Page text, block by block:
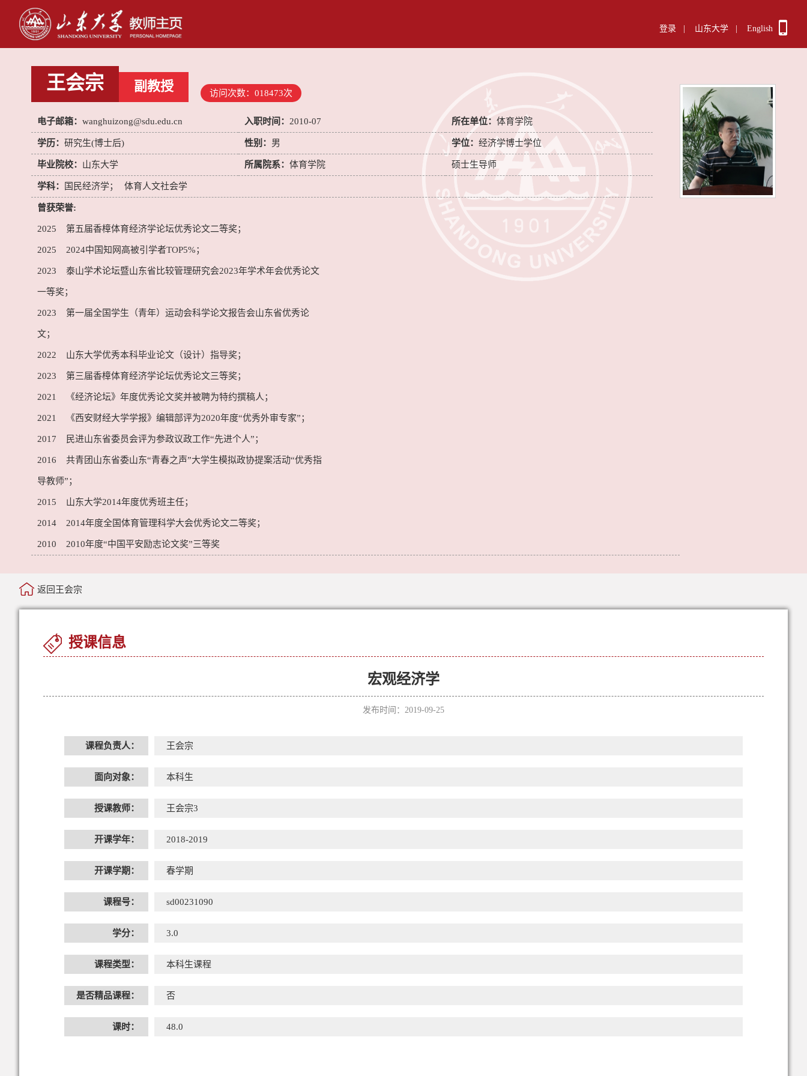
登录 山东大学 English
王会宗 副教授 访问次数： 018473次
电子邮箱： wanghuizong@sdu.edu.cn 入职时间： 2010-07 所在单位： 体育学院
学历： 研究生(博士后) 性别： 男 学位： 经济学博士学位
毕业院校： 山东大学 所属院系： 体育学院 硕士生导师
学科： 国民经济学； 体育人文社会学
曾获荣誉:
2025 第五届香樟体育经济学论坛优秀论文二等奖；
2025 2024中国知网高被引学者TOP5%；
2023 泰山学术论坛暨山东省比较管理研究会2023年学术年会优秀论文
一等奖；
2023 第一届全国学生（青年）运动会科学论文报告会山东省优秀论
文；
2022 山东大学优秀本科毕业论文（设计）指导奖；
2023 第三届香樟体育经济学论坛优秀论文三等奖；
2021 《经济论坛》年度优秀论文奖并被聘为特约撰稿人；
2021 《西安财经大学学报》编辑部评为2020年度“优秀外审专家”；
2017 民进山东省委员会评为参政议政工作“先进个人”；
2016 共青团山东省委山东“青春之声”大学生模拟政协提案活动“优秀指
导教师”；
2015 山东大学2014年度优秀班主任；
2014 2014年度全国体育管理科学大会优秀论文二等奖；
2010 2010年度“中国平安励志论文奖”三等奖
返回王会宗
授课信息
宏观经济学
发布时间：2019-09-25
课程负责人： 王会宗
面向对象： 本科生
授课教师： 王会宗3
开课学年： 2018-2019
开课学期： 春学期
课程号： sd00231090
学分： 3.0
课程类型： 本科生课程
是否精品课程： 否
课时： 48.0